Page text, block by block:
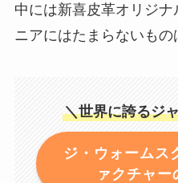
中には新喜皮革オリジ
ニアにはたまらないもの
＼世界に誇るジ
ジ・ウォームス
ァクチャー